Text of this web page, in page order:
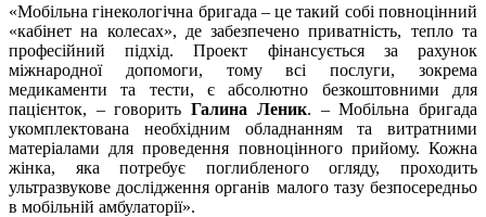
«Мобільна гінекологічна бригада – це такий собі повноцінний
«кабінет на колесах», де забезпечено приватність, тепло та
професійний підхід. Проект фінансується за рахунок
міжнародної допомоги, тому всі послуги, зокрема
медикаменти та тести, є абсолютно безкоштовними для
пацієнток, – говоритьГалина Леник. – Мобільна бригада
укомплектована необхідним обладнанням та витратними
матеріалами для проведення повноцінного прийому. Кожна
жінка, яка потребує поглибленого огляду, проходить
ультразвукове дослідження органів малого тазу безпосередньо
в мобільній амбулаторії».